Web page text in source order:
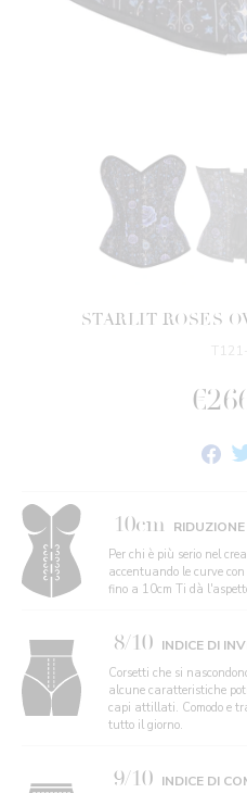
STARLIT ROSES
10cm
Per chi è più serio nel
accentuando le curve
fino a 10cm Ti dà
8/10 INDICE DI
Corsetti che si
alcune caratteristiche
capi attillati. Comodo e
tutto il giorno.
9/10 INDICE DI